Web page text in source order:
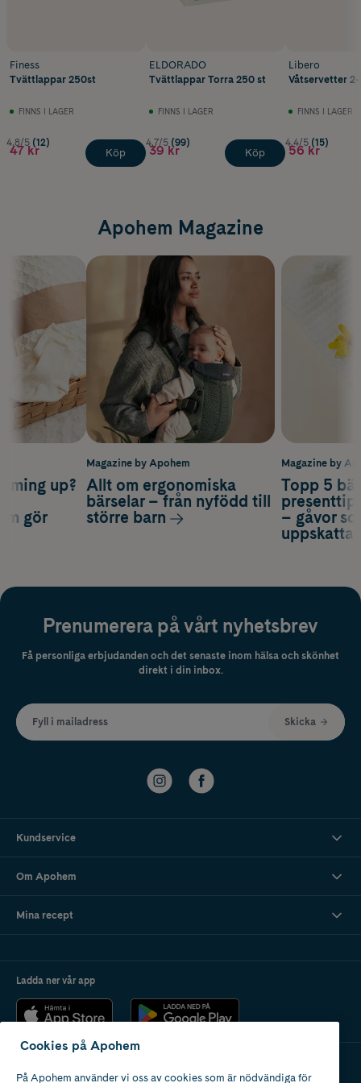
Finess
Tvättlappar 250st
FINNS I LAGER
4.8/5 (12)
47 kr Köp
ELDORADO
Tvättlappar Torra 250 st
FINNS I LAGER
4.7/5 (99)
39 kr Köp
Libero
Våtservetter
FINNS I LAGER
4.4/5 (15)
56 kr
Apohem Magazine
Magazine by
Topp 5
– gåvor
up?
gör
Magazine by Apohem
Allt om ergonomiska
bärselar – från nyfödd till
större barn
Prenumerera på vårt nyhetsbrev
Få personliga erbjudanden och det senaste inom hälsa och skönhet
direkt i din inbox.
Fyll i mailadress Skicka
Kundservice
Om Apohem
Mina recept
Ladda ner vår app
Cookies på Apohem
På Apohem använder vi oss av cookies som är nödvändiga för